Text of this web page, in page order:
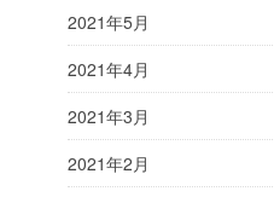
2021年5月
2021年4月
2021年3月
2021年2月